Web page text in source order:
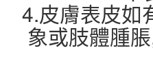
4.皮膚表皮如
象或肢體腫